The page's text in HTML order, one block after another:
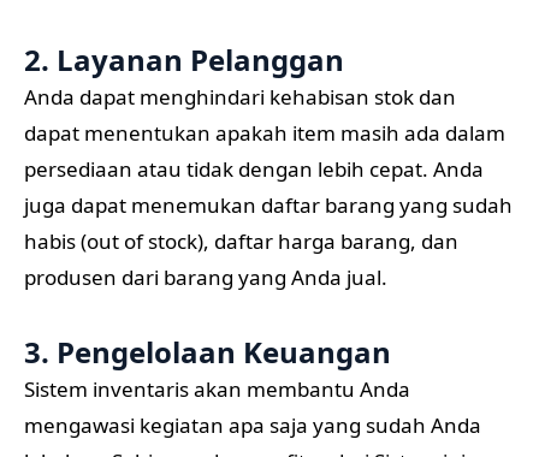
2. Layanan Pelanggan
Anda dapat menghindari kehabisan stok dan
dapat menentukan apakah item masih ada dalam
persediaan atau tidak dengan lebih cepat. Anda
juga dapat menemukan daftar barang yang sudah
habis (out of stock), daftar harga barang, dan
produsen dari barang yang Anda jual.
3. Pengelolaan Keuangan
Sistem inventaris akan membantu Anda
mengawasi kegiatan apa saja yang sudah Anda